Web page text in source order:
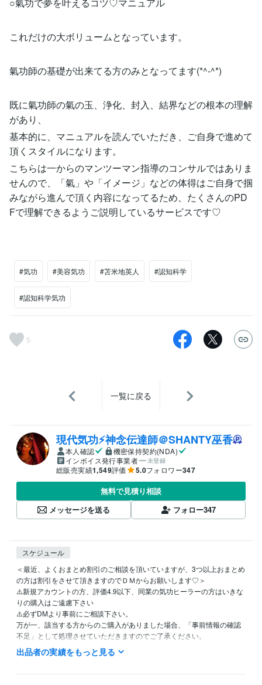
これだけの大ボリュームとなっています。
氣功師の基礎が出来てる方のみとなってます(*^-^*)
既に氣功師の氣の玉、浄化、封入、結界などの根本の理解
があり、
基本的に、マニュアルを読んでいただき、ご自身で進めて
頂くスタイルになります。
こちらは一からのマンツーマン指導のコンサルではありま
せんので、「氣」や「イメージ」などの体得はご自身で掴
みながら進んで頂く内容になってるため、たくさんのPD
Fで理解できるようご説明しているサービスです♡
#気功 #美容気功 #苫米地英人 #認知科学
#認知科学気功
5
一覧に戻る
現代気功⚡神念伝達師＠SHANTY巫香
本人確認
機密保持契約(NDA)
インボイス発行事業者
未登録
総販売実績1,549評価 5.0フォロワー347
無料で見積り相談
メッセージを送る
フォロー347
スケジュール
＜最近、よくおまとめ割引のご相談を頂いていますが、3つ以上おまとめ
の方は割引をさせて頂きますのでＤＭからお願いします♡＞
⚠️新規アカウントの方、評価4.9以下、同業の気功ヒーラーの方はいきな
りの購入はご遠慮下さい
⚠️必ずDMより事前にご相談下さい。
万が一、該当する方からのご購入がありました場合、「事前情報の確認
不足」として処理させていただきますのでご了承ください。
※不当な評価等で妨害行為を受けた場合、弁護士保険等を利用し厳正に対
出品者の実績をもっと見る